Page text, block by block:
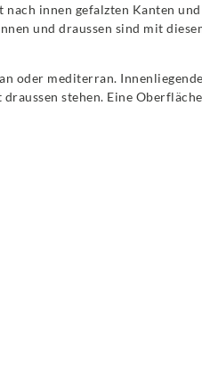
nach innen gefalzten Kanten
und draussen sind mit
oder mediterran.
stehen. Eine